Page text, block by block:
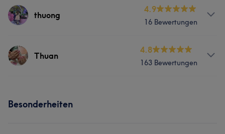
Info
Wunsch, Kundenzufriedenheit zu erreichen.
Services
Portfolio
thuong
4.9
16 Bewertungen
Services
Thuan
4.8
163 Bewertungen
Besonderheiten